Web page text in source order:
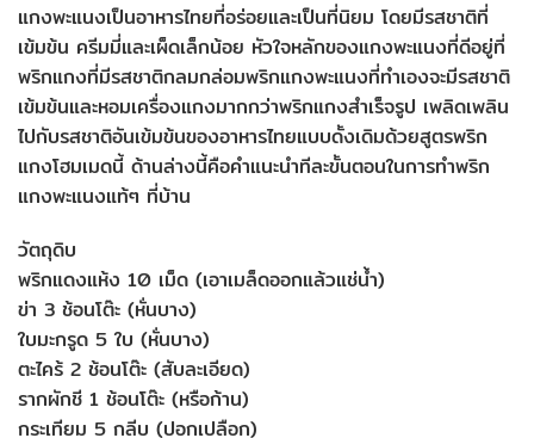
แกงพะแนงเป็นอาหารไทยที่อร่อยและเป็นที่นิยม โดยมีรสชาติที่
เข้มข้น ครีมมี่และเผ็ดเล็กน้อย หัวใจหลักของแกงพะแนงที่ดีอยู่ที่
พริกแกงที่มีรสชาติกลมกล่อมพริกแกงพะแนงที่ทำเองจะมีรสชาติ
เข้มข้นและหอมเครื่องแกงมากกว่าพริกแกงสำเร็จรูป เพลิดเพลิน
ไปกับรสชาติอันเข้มข้นของอาหารไทยแบบดั้งเดิมด้วยสูตรพริก
แกงโฮมเมดนี้ ด้านล่างนี้คือคำแนะนำทีละขั้นตอนในการทำพริก
แกงพะแนงแท้ๆ ที่บ้าน
วัตถุดิบ
พริกแดงแห้ง 10 เม็ด (เอาเมล็ดออกแล้วแช่น้ำ)
ข่า 3 ช้อนโต๊ะ (หั่นบาง)
ใบมะกรูด 5 ใบ (หั่นบาง)
ตะไคร้ 2 ช้อนโต๊ะ (สับละเอียด)
รากผักชี 1 ช้อนโต๊ะ (หรือก้าน)
กระเทียม 5 กลีบ (ปอกเปลือก)